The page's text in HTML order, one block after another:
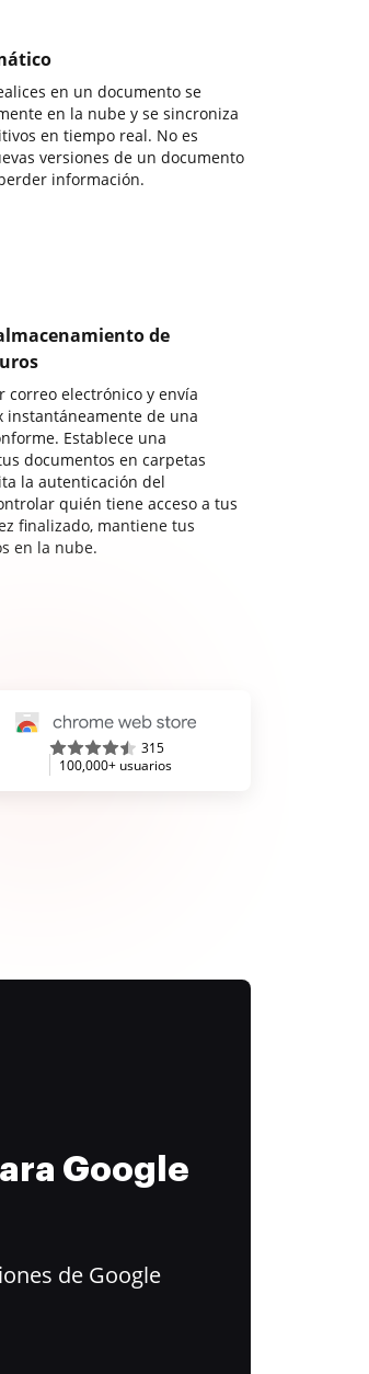
en un documento se
en la nube y se sincroniza
en tiempo real. No es
versiones de un documento
información.
de
correo electrónico y envía
instantáneamente de una
Establece una
documentos en carpetas
la autenticación del
quién tiene acceso a tus
finalizado, mantiene tus
en la nube.
315
100,000+ usuarios
Google
de Google